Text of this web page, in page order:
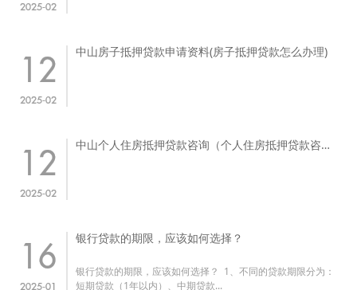
2025-02
12
2025-02
中山房子抵押贷款申请资料(房子抵押贷款怎么办理)
12
2025-02
中山个人住房抵押贷款咨询（个人住房抵押贷款咨询
16
2025-01
银行贷款的期限，应该如何选择？
银行贷款的期限，应该如何选择？ 1、不同的贷款期限分为：
短期贷款（1年以内）、中期贷款...